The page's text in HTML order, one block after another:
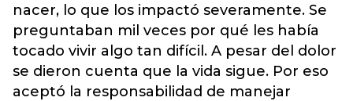
nacer, lo que los impactó severamente. Se
preguntaban mil veces por qué les había
tocado vivir algo tan difícil. A pesar del dolor
se dieron cuenta que la vida sigue. Por eso
aceptó la responsabilidad de manejar